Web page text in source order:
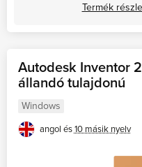
Termék
Autodesk Inventor
állandó tulajdonú
Windows
angol és10 másik nyelv